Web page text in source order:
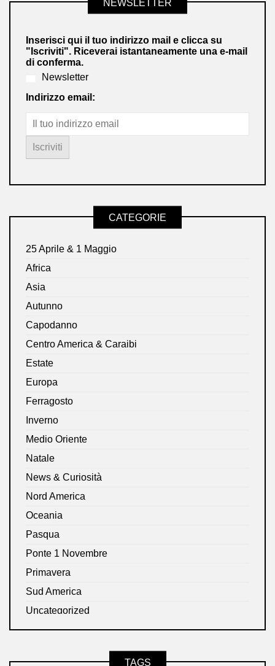
NEWSLETTER
Inserisci qui il tuo indirizzo mail e clicca su
"Iscriviti". Riceverai istantaneamente una e-mail
di conferma.
Newsletter
Indirizzo email:
CATEGORIE
25 Aprile & 1 Maggio
Africa
Asia
Autunno
Capodanno
Centro America & Caraibi
Estate
Europa
Ferragosto
Inverno
Medio Oriente
Natale
News & Curiosità
Nord America
Oceania
Pasqua
Ponte 1 Novembre
Primavera
Sud America
Uncategorized
TAGS